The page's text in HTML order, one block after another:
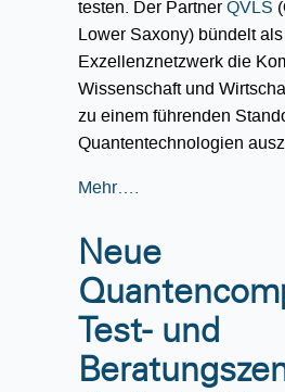
testen. Der Partner QVLS
Lower Saxony) bündelt
Exzellenznetzwerk die
Wissenschaft und
zu einem führenden
Quantentechnologien
Mehr….
Neue
Test- und